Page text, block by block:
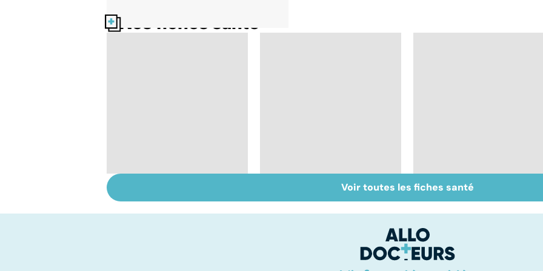
Nos fiches santé
cerveau
Staphylocoque doré :
une bactérie sous
VIH : la maladie dont
on ne guérit pas
Voir toutes les fiches santé